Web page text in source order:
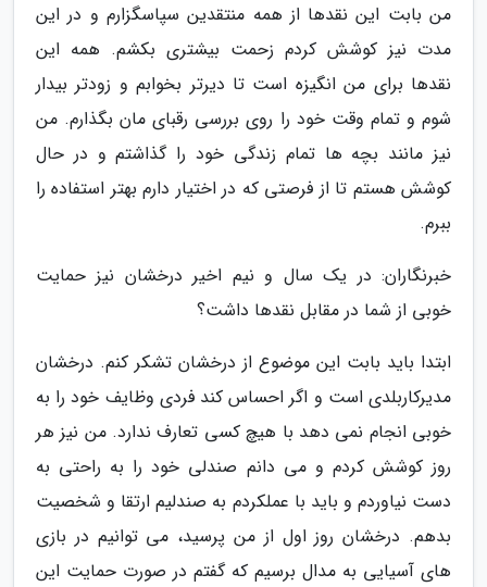
من بابت این نقدها از همه منتقدین سپاسگزارم و در این
مدت نیز کوشش کردم زحمت بیشتری بکشم. همه این
نقدها برای من انگیزه است تا دیرتر بخوابم و زودتر بیدار
شوم و تمام وقت خود را روی بررسی رقبای مان بگذارم. من
نیز مانند بچه ها تمام زندگی خود را گذاشتم و در حال
کوشش هستم تا از فرصتی که در اختیار دارم بهتر استفاده را
ببرم.
خبرنگاران: در یک سال و نیم اخیر درخشان نیز حمایت
خوبی از شما در مقابل نقدها داشت؟
ابتدا باید بابت این موضوع از درخشان تشکر کنم. درخشان
مدیرکاربلدی است و اگر احساس کند فردی وظایف خود را به
خوبی انجام نمی دهد با هیچ کسی تعارف ندارد. من نیز هر
روز کوشش کردم و می دانم صندلی خود را به راحتی به
دست نیاوردم و باید با عملکردم به صندلیم ارتقا و شخصیت
بدهم. درخشان روز اول از من پرسید، می توانیم در بازی
های آسیایی به مدال برسیم که گفتم در صورت حمایت این